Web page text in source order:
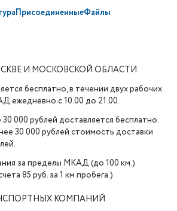
И МОСКОВСКОЙ ОБЛАСТИ.
бесплатно, в течении двух рабочих
ежедневно с 10.00 до 21.00.
000 рублей доставляется бесплатно.
30 000 рублей стоимость доставки
за пределы МКАД (до 100 км.)
85 руб. за 1 км пробега.)
КОМПАНИЙ